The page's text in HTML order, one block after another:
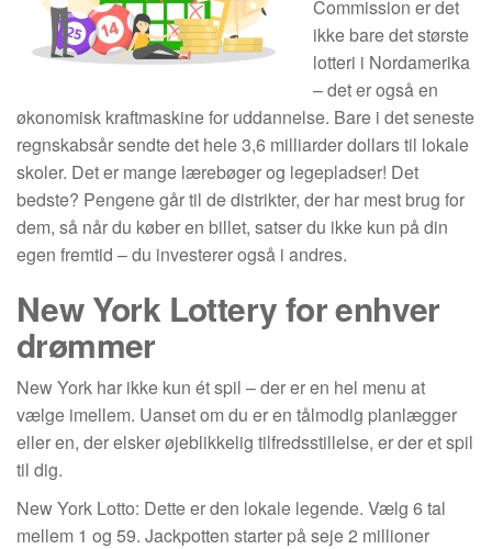
Commission er det
ikke bare det største
lotteri i Nordamerika
– det er også en
økonomisk kraftmaskine for uddannelse. Bare i det seneste
regnskabsår sendte det hele 3,6 milliarder dollars til lokale
skoler. Det er mange lærebøger og legepladser! Det
bedste? Pengene går til de distrikter, der har mest brug for
dem, så når du køber en billet, satser du ikke kun på din
egen fremtid – du investerer også i andres.
New York Lottery for enhver
drømmer
New York har ikke kun ét spil – der er en hel menu at
vælge imellem. Uanset om du er en tålmodig planlægger
eller en, der elsker øjeblikkelig tilfredsstillelse, er der et spil
til dig.
New York Lotto: Dette er den lokale legende. Vælg 6 tal
mellem 1 og 59. Jackpotten starter på seje 2 millioner